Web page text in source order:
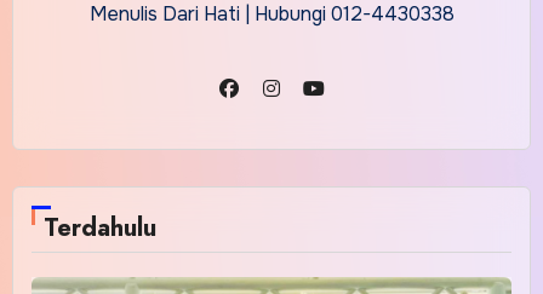
Menulis Dari Hati | Hubungi 012-4430338
Terdahulu